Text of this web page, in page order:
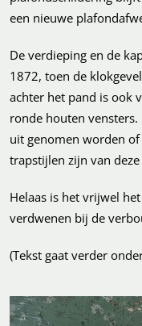
een nieuwe
De verdieping en de
1872, toen de
achter het pand is ook
ronde houten
uit genomen worden
trapstijlen zijn van
Helaas is het vrijwel
verdwenen bij de
(Tekst gaat verder